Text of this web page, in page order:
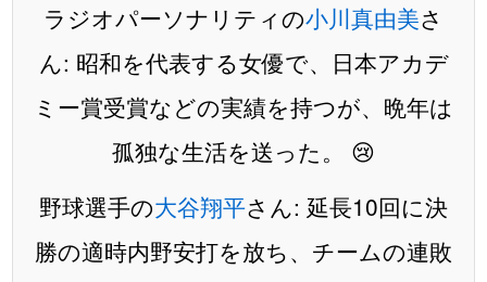
ラジオパーソナリティの小川真由美さ
ん: 昭和を代表する女優で、日本アカデ
ミー賞受賞などの実績を持つが、晩年は
孤独な生活を送った。 😢
野球選手の大谷翔平さん: 延長10回に決
勝の適時内野安打を放ち、チームの連敗